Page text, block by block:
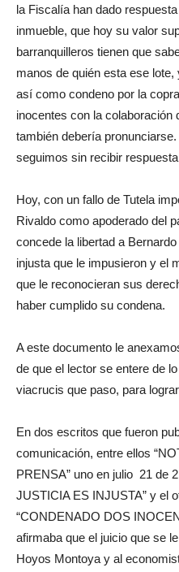
la Fiscalía han dado
inmueble, que hoy su valor
barranquilleros tienen que
manos de quién esta ese
así como condeno por la
inocentes con la colaboración
también debería
seguimos sin recibir
Hoy, con un fallo de Tutela
Rivaldo como apoderado del
concede la libertad a
injusta que le impusieron y el
que le reconocieran sus
haber cumplido su condena.
A este documento le
de que el lector se entere de
viacrucis que paso, para
En dos escritos que fueron
comunicación, entre ellos
PRENSA” uno en julio 21 de
JUSTICIA ES INJUSTA” y el
“CONDENADO DOS
afirmaba que el juicio que se
Hoyos Montoya y al